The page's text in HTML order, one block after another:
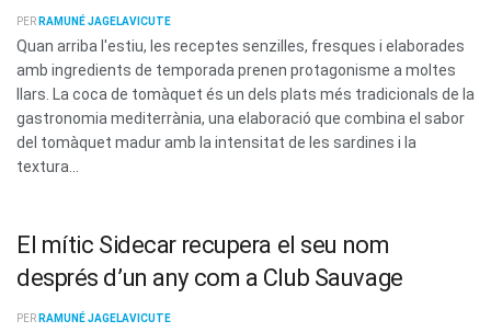
PER RAMUNÉ JAGELAVICUTE
Quan arriba l'estiu, les receptes senzilles, fresques i elaborades
amb ingredients de temporada prenen protagonisme a moltes
llars. La coca de tomàquet és un dels plats més tradicionals de la
gastronomia mediterrània, una elaboració que combina el sabor
del tomàquet madur amb la intensitat de les sardines i la
textura...
El mític Sidecar recupera el seu nom
després d’un any com a Club Sauvage
PER RAMUNÉ JAGELAVICUTE